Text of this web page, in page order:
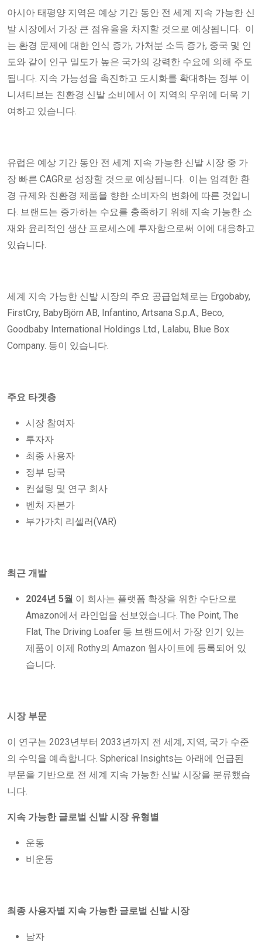
아시아 태평양 지역은 예상 기간 동안 전 세계 지속 가능한 신
발 시장에서 가장 큰 점유율을 차지할 것으로 예상됩니다. 이
는 환경 문제에 대한 인식 증가, 가처분 소득 증가, 중국 및 인
도와 같이 인구 밀도가 높은 국가의 강력한 수요에 의해 주도
됩니다. 지속 가능성을 촉진하고 도시화를 확대하는 정부 이
니셔티브는 친환경 신발 소비에서 이 지역의 우위에 더욱 기
여하고 있습니다.
유럽은 예상 기간 동안 전 세계 지속 가능한 신발 시장 중 가
장 빠른 CAGR로 성장할 것으로 예상됩니다. 이는 엄격한 환
경 규제와 친환경 제품을 향한 소비자의 변화에 ​​따른 것입니
다. 브랜드는 증가하는 수요를 충족하기 위해 지속 가능한 소
재와 윤리적인 생산 프로세스에 투자함으로써 이에 대응하고
있습니다.
세계 지속 가능한 신발 시장의 주요 공급업체로는 Ergobaby,
FirstCry, BabyBjörn AB, Infantino, Artsana S.p.A., Beco,
Goodbaby International Holdings Ltd., Lalabu, Blue Box
Company. 등이 있습니다.
주요 타겟층
시장 참여자
투자자
최종 사용자
정부 당국
컨설팅 및 연구 회사
벤처 자본가
부가가치 리셀러(VAR)
최근 개발
2024년 5월 이 회사는 플랫폼 확장을 위한 수단으로
Amazon에서 라인업을 선보였습니다. The Point, The
Flat, The Driving Loafer 등 브랜드에서 가장 인기 있는
제품이 이제 Rothy의 Amazon 웹사이트에 등록되어 있
습니다.
시장 부문
이 연구는 2023년부터 2033년까지 전 세계, 지역, 국가 수준
의 수익을 예측합니다. Spherical Insights는 아래에 언급된
부문을 기반으로 전 세계 지속 가능한 신발 시장을 분류했습
니다.
지속 가능한 글로벌 신발 시장 유형별
운동
비운동
최종 사용자별 지속 가능한 글로벌 신발 시장
남자